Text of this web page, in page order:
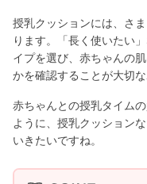
授乳クッションには、さ
ります。「長く使いたい
イプを選び、赤ちゃんの
かを確認することが大切な
赤ちゃんとの授乳タイム
ように、授乳クッション
いきたいですね。